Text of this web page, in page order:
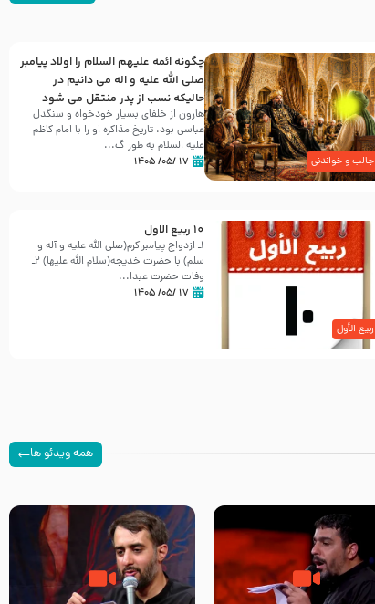
جالب و خواندنی
چگونه ائمه علیهم السلام را اولاد پیامبر
صلی الله علیه و اله می دانیم در
حالیکه نسب از پدر منتقل می شود
هارون از خلفای بسیار خودخواه و سنگدل
عباسی بود. تاریخ مذاکره او را با امام کاظم
علیه السلام به طور گ...
۱۷ /۰۵/ ۱۴۰۵
ربیع الأول
10 ربيع الاول
١ـ ازدواج پیامبراكرم‌(صلی الله علیه و آله و
سلم) با حضرت خدیجه(سلام الله علیها) ٢ـ
وفات حضرت عبدا...
۱۷ /۰۵/ ۱۴۰۵
همه ویدئو ها